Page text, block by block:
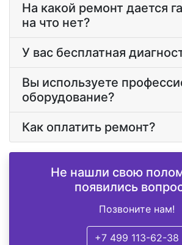
На какой ремонт дается
на что нет?
У вас бесплатная
Вы используете
оборудование?
Как оплатить ремонт?
Не нашли свою
появились
Позвоните нам!
+7 499 113-62-38